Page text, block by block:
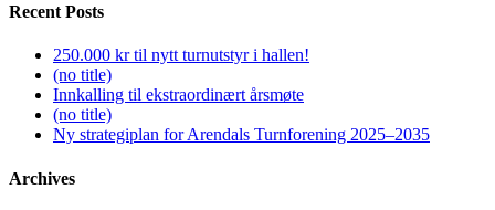
Recent Posts
250.000 kr til nytt turnutstyr i hallen!
(no title)
Innkalling til ekstraordinært årsmøte
(no title)
Ny strategiplan for Arendals Turnforening 2025–2035
Archives